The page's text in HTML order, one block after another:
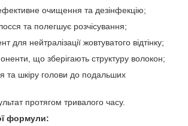
очищення та дезінфекцію;
та полегшує розчісування;
для нейтралізації жовтуватого відтінку;
що зберігають структуру волокон;
та шкіру голови до подальших
протягом тривалого часу.
формули: